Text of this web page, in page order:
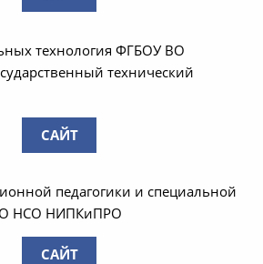
технология ФГБОУ ВО
технический
САЙТ
педагогики и специальной
НСО НИПКиПРО
САЙТ